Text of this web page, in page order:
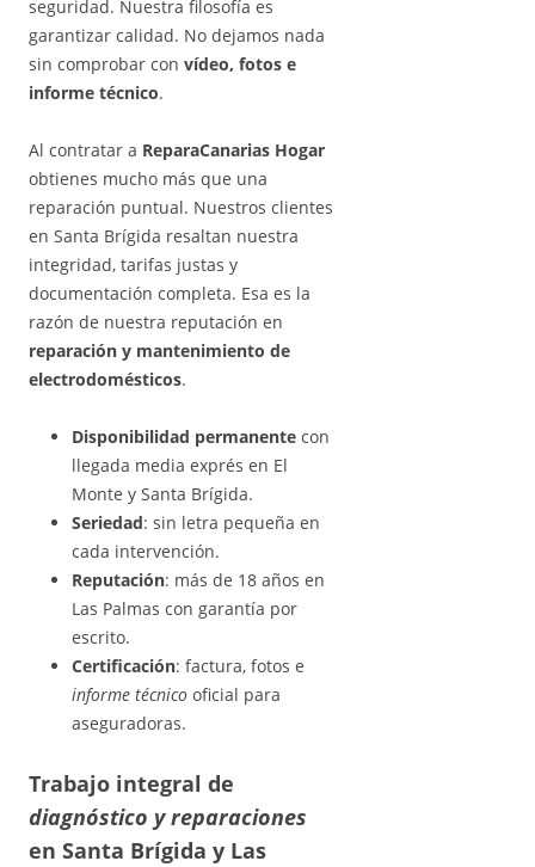
seguridad. Nuestra filosofía es
garantizar calidad. No dejamos nada
sin comprobar con vídeo, fotos e
informe técnico.
Al contratar a ReparaCanarias Hogar
obtienes mucho más que una
reparación puntual. Nuestros clientes
en Santa Brígida resaltan nuestra
integridad, tarifas justas y
documentación completa. Esa es la
razón de nuestra reputación en
reparación y mantenimiento de
electrodomésticos.
Disponibilidad permanente con
llegada media exprés en El
Monte y Santa Brígida.
Seriedad: sin letra pequeña en
cada intervención.
Reputación: más de 18 años en
Las Palmas con garantía por
escrito.
Certificación: factura, fotos e
informe técnico oficial para
aseguradoras.
Trabajo integral de
diagnóstico y reparaciones
en Santa Brígida y Las